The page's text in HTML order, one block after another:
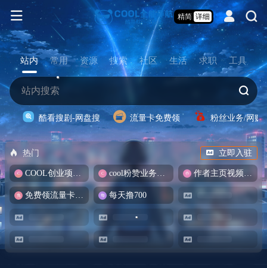
精简 详细
站内 常用 资源 搜索 社区 生活 求职 工具
酷看搜剧-网盘搜 流量卡免费领 粉丝业务/网赚/
热门 立即入驻
COOL创业项目商城 cool粉赞业务商城【爆粉引流】 作者主页视频批量提取
免费领流量卡-包邮 每天撸700